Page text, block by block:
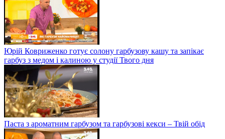
Юрій Ковриженко готує солону гарбузову кашу та запікає
гарбуз з медом і калиною у студії Твого дня
Паста з ароматним гарбузом та гарбузові кекси – Твій обід